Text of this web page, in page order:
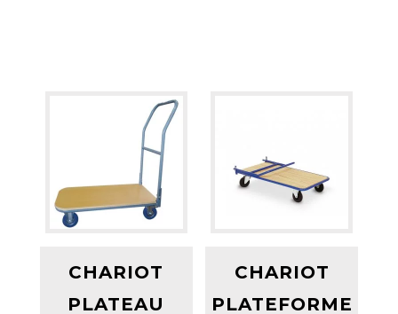
CHARIOT
PLATEAU
CHARIOT
PLATEFORME